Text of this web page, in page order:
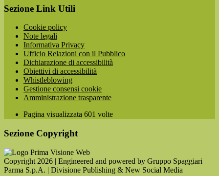
Sezione Link Utili
Cookie policy
Note legali
Informativa Privacy
Ufficio Relazioni con il Pubblico
Dichiarazione di accessibilità
Obiettivi di accessibilità
Whistleblowing
Gestione consensi cookie
Amministrazione trasparente
Pagina visualizzata 601 volte
Sezione Copyright
Copyright 2026 | Engineered and powered by Gruppo Spaggiari
Parma S.p.A. | Divisione Publishing & New Social Media